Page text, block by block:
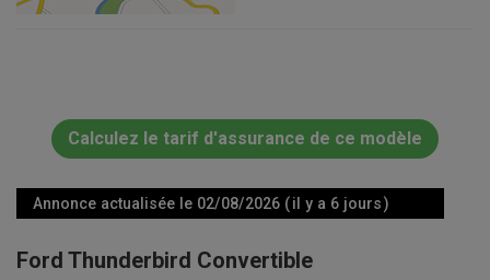
Calculez le tarif d'assurance de ce modèle
Annonce actualisée le 02/08/2026 ( il y a 6 jours )
Ford Thunderbird Convertible